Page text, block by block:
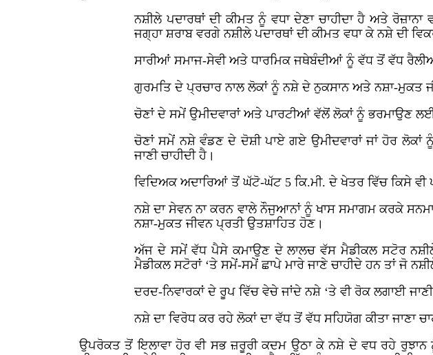
ਨਸ਼ੀਲੇ ਪਦਾਰਥਾਂ ਦੀ ਕੀਮਤ ਨੂੰ ਵਧਾ ਦੇਣਾ ਚਾਹੀਦਾ ਹੈ ਅਤੇ
ਜਗ੍ਹਾ ਸ਼ਰਾਬ ਵਰਗੇ ਨਸ਼ੀਲੇ ਪਦਾਰਥਾਂ ਦੀ ਕੀਮਤ ਵਧਾ ਕੇ ਨਸ਼ੇ
ਸਾਰੀਆਂ ਸਮਾਜ-ਸੇਵੀ ਅਤੇ ਧਾਰਮਿਕ ਜਥੇਬੰਦੀਆਂ ਨੂੰ ਵੱਧ ਤੋਂ ਵੱਧ
ਗੁਰਮਤਿ ਦੇ ਪ੍ਰਚਾਰ ਨਾਲ ਲੋਕਾਂ ਨੂੰ ਨਸ਼ੇ ਦੇ ਨੁਕਸਾਨ ਅਤੇ ਨਸ਼ਾ-ਮੁਕਤ
ਚੋਣਾਂ ਦੇ ਸਮੇਂ ਉਮੀਦਵਾਰਾਂ ਅਤੇ ਪਾਰਟੀਆਂ ਵੱਲੋਂ ਲੋਕਾਂ ਨੂੰ ਭਰਮਾਉਣ
ਚੋਣਾਂ ਸਮੇਂ ਨਸ਼ੇ ਵੰਡਣ ਦੇ ਦੋਸ਼ੀ ਪਾਏ ਗਏ ਉਮੀਦਵਾਰਾਂ ਜਾਂ ਹੋਰ ਲੋਕਾਂ
ਜਾਣੀ ਚਾਹੀਦੀ ਹੈ।
ਵਿਦਿਅਕ ਅਦਾਰਿਆਂ ਤੋਂ ਘੱਟੋ-ਘੱਟ 5 ਕਿ.ਮੀ. ਦੇ ਖੇਤਰ ਵਿੱਚ ਕਿਸੇ ਵੀ
ਨਸ਼ੇ ਦਾ ਸੇਵਨ ਨਾ ਕਰਨ ਵਾਲੇ ਨੌਜੁਆਨਾਂ ਨੂੰ ਖਾਸ ਸਮਾਗਮ ਕਰਕੇ
ਨਸ਼ਾ-ਮੁਕਤ ਜੀਵਨ ਪ੍ਰਤੀ ਉਤਸ਼ਾਹਿਤ ਹੋਣ।
ਅੱਜ ਦੇ ਸਮੇਂ ਵੱਧ ਪੈਸੇ ਕਮਾਉਣ ਦੇ ਲਾਲਚ ਵੱਸ ਮੈਡੀਕਲ ਸਟੋਰ
ਮੈਡੀਕਲ ਸਟੋਰਾਂ ‘ਤੇ ਸਮੇਂ-ਸਮੇਂ ਛਾਪੇ ਮਾਰੇ ਜਾਣੇ ਚਾਹੀਦੇ ਹਨ ਤਾਂ ਜੋ
ਦਰਦ-ਨਿਵਾਰਕਾਂ ਦੇ ਰੂਪ ਵਿੱਚ ਵੇਚੇ ਜਾਂਦੇ ਨਸ਼ੇ ‘ਤੇ ਵੀ ਰੋਕ ਲਗਾਈ ਜਾਣੀ
ਨਸ਼ੇ ਦਾ ਵਿਰੋਧ ਕਰ ਰਹੇ ਲੋਕਾਂ ਦਾ ਵੱਧ ਤੋਂ ਵੱਧ ਸਹਿਯੋਗ ਕੀਤਾ ਜਾਣਾ
ਉਪਰੋਕਤ ਤੋਂ ਇਲਾਵਾ ਹੋਰ ਵੀ ਸਭ ਜ਼ਰੂਰੀ ਕਦਮ ਉਠਾ ਕੇ ਨਸ਼ੇ ਦੇ ਵਧ ਰਹੇ ਰੁਝਾਨ